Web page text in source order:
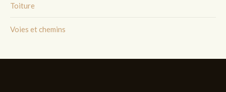
Toiture
Voies et chemins